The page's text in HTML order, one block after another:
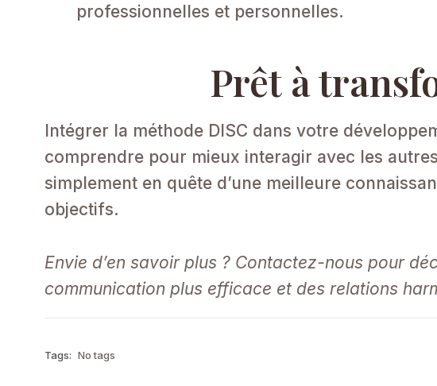
professionnelles et personnelles.​
Prêt à
Intégrer la méthode DISC dans votre
comprendre pour mieux interagir avec les
simplement en quête d’une meilleure
objectifs.​
Envie d’en savoir plus ? Contactez-nous pour
communication plus efficace et des relations
Tags: No tags